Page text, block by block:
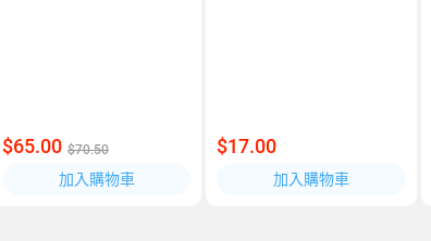
$65.00 $70.50
加入購物車
$17.00
加入購物車